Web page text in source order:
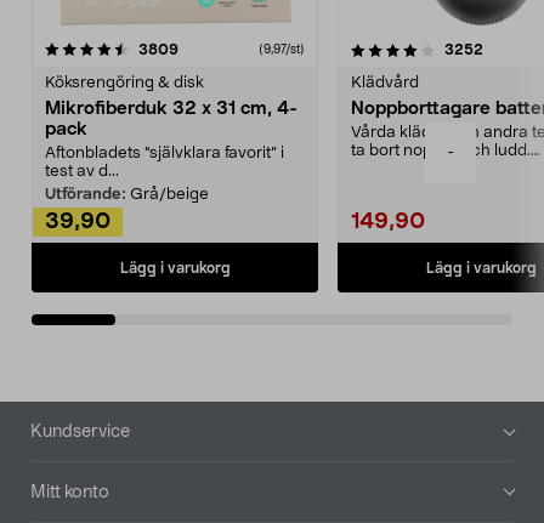
-
3809recensioner (9,97/st)
Köksrengöring & disk
Mikrofiberduk 32 x 31 cm, 4-
pack
Aftonbladets "självklara favorit” i
test av d...
Utförande: Grå/beige
39,90
Lägg i varukorg
4.0av 5 stjärnor 3252
Klädvård
Noppborttagare
Vårda kläder och andra
ta bort noppor och ludd.
149,90
Lägg i varukorg
4.5av 5 stjärnor
Sidfot
Kundservice
Mitt konto